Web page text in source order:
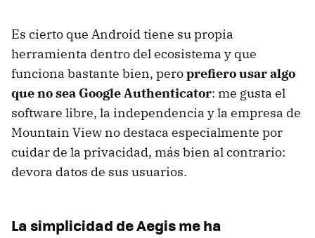
Es cierto que Android tiene su propia
herramienta dentro del ecosistema y que
funciona bastante bien, peroprefiero usar algo
que no sea Google Authenticator: me gusta el
software libre, la independencia y la empresa de
Mountain View no destaca especialmente por
cuidar de la privacidad, más bien al contrario:
devora datos de sus usuarios.
La simplicidad de Aegis me ha